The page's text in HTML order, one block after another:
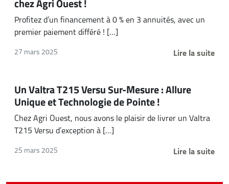
chez Agri Ouest !
Profitez d’un financement à 0 % en 3 annuités, avec un
premier paiement différé ! […]
27 mars 2025 Lire la suite
Un Valtra T215 Versu Sur-Mesure : Allure
Unique et Technologie de Pointe !
Chez Agri Ouest, nous avons le plaisir de livrer un Valtra
T215 Versu d’exception à […]
25 mars 2025 Lire la suite